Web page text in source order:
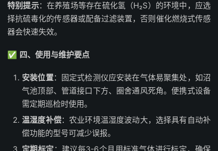
特别提示：在养殖场等存在硫化氢（H₂S）的环境中，应选
择抗硫毒化的传感器或配备过滤装置，否则催化燃烧式传感
器会快速失效。
✅ 四、使用与维护要点
安装位置：固定式检测仪应安装在气体易聚集处，如沼
气池顶部、管道接口下方、圈舍通风死角。便携式设备
需定期巡检时使用。
温湿度补偿：农业环境温湿度波动大，选择具有自动补
偿功能的型号可减少误报。
定期标定 ：建议每3-6个月用标准气体进行标定，确保